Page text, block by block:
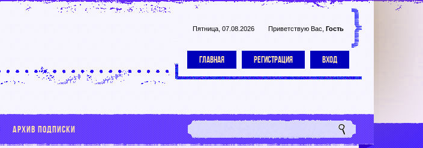
Пятница, 07.08.2026 Приветствую Вас Гость
ГЛАВНАЯ РЕГИСТРАЦИЯ ВХОД
АРХИВ ПОДПИСКИ